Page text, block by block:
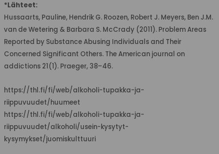
*Lähteet:
Hussaarts, Pauline, Hendrik G. Roozen, Robert J. Meyers, Ben J.M.
van de Wetering & Barbara S. McCrady (2011). Problem Areas
Reported by Substance Abusing Individuals and Their
Concerned Significant Others. The American journal on
addictions 21(1). Praeger, 38–46.
https://thl.fi/fi/web/alkoholi-tupakka-ja-
riippuvuudet/huumeet
https://thl.fi/fi/web/alkoholi-tupakka-ja-
riippuvuudet/alkoholi/usein-kysytyt-
kysymykset/juomiskulttuuri